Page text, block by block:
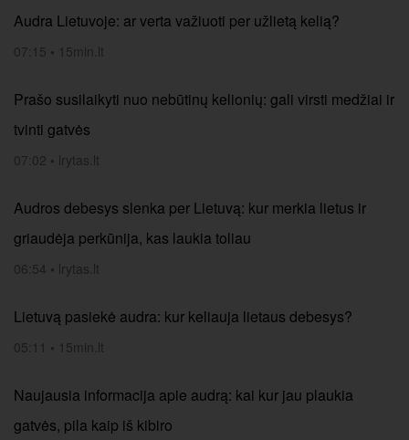
Audra Lietuvoje: ar verta važiuoti per užlietą kelią?
07:15 • 15min.lt
Prašo susilaikyti nuo nebūtinų kelionių: gali virsti medžiai ir
tvinti gatvės
07:02 • lrytas.lt
Audros debesys slenka per Lietuvą: kur merkia lietus ir
griaudėja perkūnija, kas laukia toliau
06:54 • lrytas.lt
Lietuvą pasiekė audra: kur keliauja lietaus debesys?
05:11 • 15min.lt
Naujausia informacija apie audrą: kai kur jau plaukia
gatvės, pila kaip iš kibiro